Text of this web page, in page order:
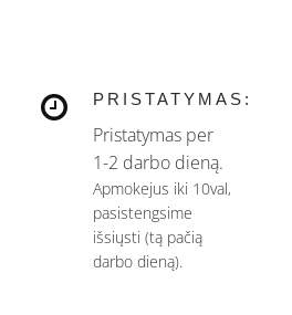
PRISTATYMAS:
Pristatymas per
1-2 darbo dieną.
Apmokejus iki 10val,
pasistengsime
išsiųsti (tą pačią
darbo dieną).